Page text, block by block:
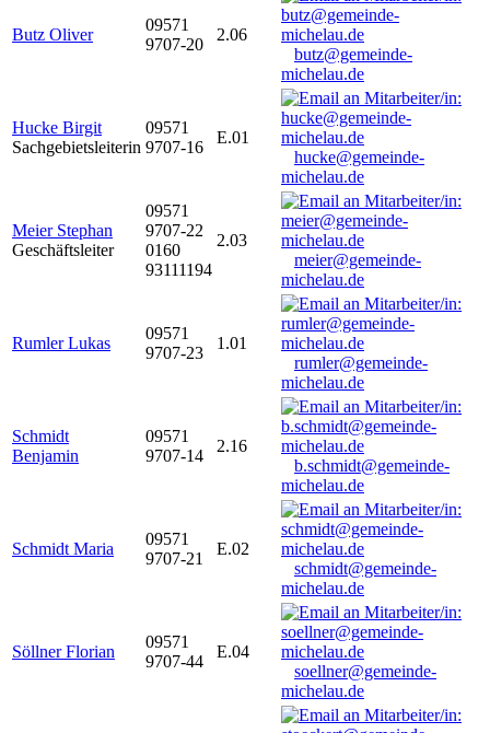
Butz Oliver
09571
9707-20
2.06
butz@gemeinde-
michelau.de
Hucke Birgit
Sachgebietsleiterin
09571
9707-16
E.01
hucke@gemeinde-
michelau.de
Meier Stephan
Geschäftsleiter
09571
9707-22
0160
93111194
2.03
meier@gemeinde-
michelau.de
Rumler Lukas
09571
9707-23
1.01
rumler@gemeinde-
michelau.de
Schmidt
Benjamin
09571
9707-14
2.16
b.schmidt@gemeinde-
michelau.de
Schmidt Maria
09571
9707-21
E.02
schmidt@gemeinde-
michelau.de
Söllner Florian
09571
9707-44
E.04
soellner@gemeinde-
michelau.de